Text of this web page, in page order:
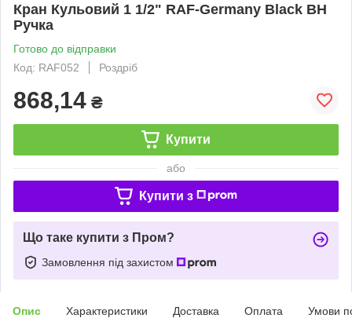
Кран Кульовий 1 1/2" RAF-Germany Black ВН
Ручка
Готово до відправки
Код: RAF052
Роздріб
868,14 ₴
Купити
або
Купити з
Що таке купити з Пром?
Замовлення під захистом
Опис Характеристики Доставка Оплата Умови